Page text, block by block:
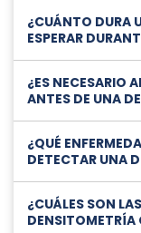
¿CUÁNTO DURA
ESPERAR
¿ES NECESARIO
ANTES DE UNA
¿QUÉ
DETECTAR UNA
¿CUÁLES SON
DENSITOMETRÍA